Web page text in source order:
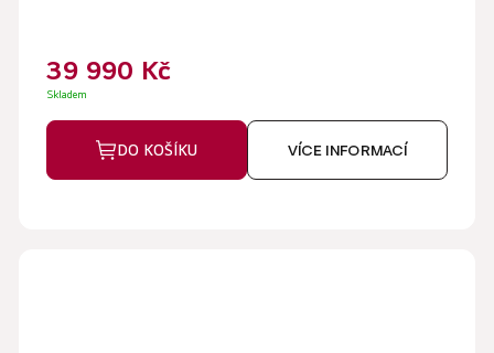
5
hvězdiček.
39 990 Kč
Skladem
DO KOŠÍKU VÍCE INFORMACÍ